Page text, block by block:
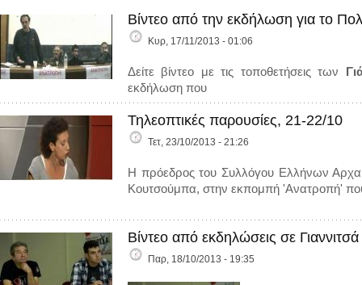
Βίντεο από την εκδήλωση για το
Κυρ, 17/11/2013 - 01:06
Δείτε βίντεο με τις τοποθετήσεις των
εκδήλωση που
Τηλεοπτικές παρουσίες, 21-22/10
Τετ, 23/10/2013 - 21:26
Η πρόεδρος του Συλλόγου Ελλήνων
Κουτσούμπα, στην εκπομπή 'Ανατροπή'
Βίντεο από εκδηλώσεις σε
Παρ, 18/10/2013 - 19:35